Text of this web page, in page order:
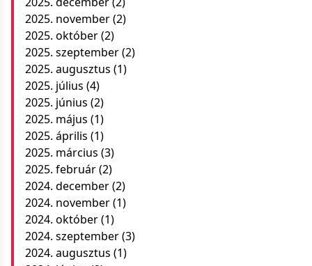
2025. november(2)
2025. október(2)
2025. szeptember(2)
2025. augusztus (1)
2025. július (4)
2025. június (2)
2025. május (1)
2025. április (1)
2025. március (3)
2025. február(2)
2024. december(2)
2024. november(1)
2024. október(1)
2024. szeptember(3)
2024. augusztus (1)